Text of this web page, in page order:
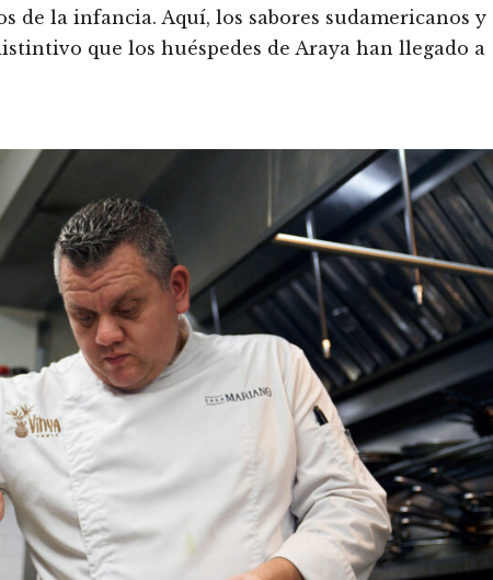
de la infancia. Aquí, los sabores sudamericanos y
que los huéspedes de Araya han llegado a